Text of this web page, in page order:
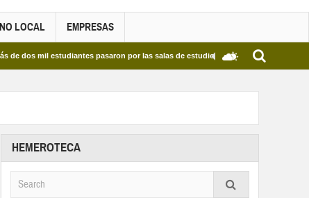
LOCAL EMPRESAS
estudiantes pasaron por las salas de estudio de las Bibliotecas Municipales y
HEMEROTECA